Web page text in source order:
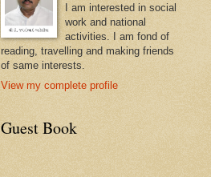
I am interested in social
work and national
activities. I am fond of
reading, travelling and making friends
of same interests.
View my complete profile
Guest Book